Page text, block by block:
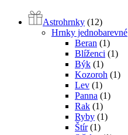
Astrohrnky (12)
Hrnky jednobarevné
Beran (1)
Blíženci (1)
Býk (1)
Kozoroh (1)
Lev (1)
Panna (1)
Rak (1)
Ryby (1)
Štír (1)